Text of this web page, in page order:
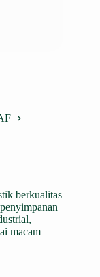
berkualitas
macam